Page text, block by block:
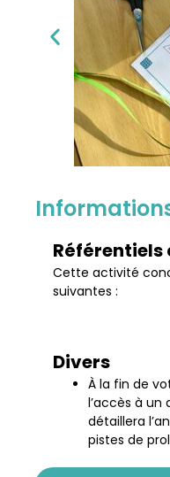
Référentiels
Cette activité
suivantes :
Divers
À la fin de
l’accès à un
détaillera
pistes de